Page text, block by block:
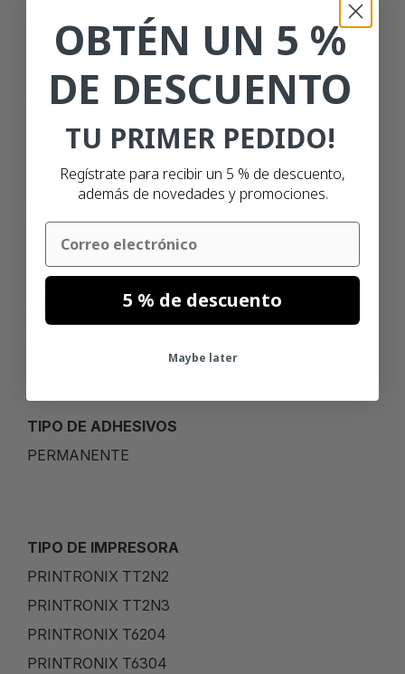
40MM
TÉCNICA DE IMPRESIÓN
TIPO DE ADHESIVOS
PERMANENTE
TIPO DE IMPRESORA
PRINTRONIX TT2N2
PRINTRONIX TT2N3
PRINTRONIX T6204
PRINTRONIX T6304
OBTÉN UN 5 %
DE DESCUENTO
TU PRIMER PEDIDO!
Regístrate para recibir un 5 % de descuento,
además de novedades y promociones.
Email
5 % de descuento
Maybe later